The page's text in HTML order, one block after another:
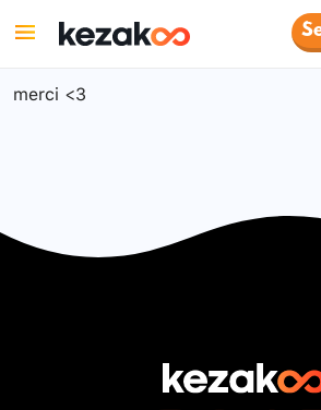
merci <3